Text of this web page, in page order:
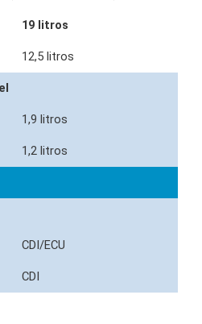
19 litros
12,5 litros
1,9 litros
1,2 litros
CDI/ECU
CDI